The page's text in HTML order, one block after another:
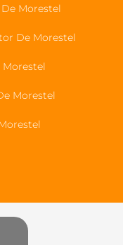
Morestel
De Morestel
Morestel
Morestel